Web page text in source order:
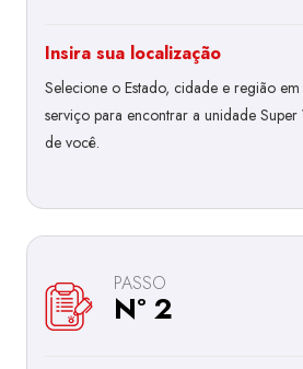
Insira sua localização
Selecione o Estado, cidade e região
serviço para encontrar a unidade Super
de você.
PASSO
Nº 2